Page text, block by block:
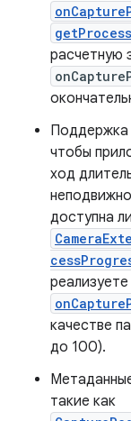
расчетную
Поддержка
чтобы
ход
доступна
качестве
до 100).
такие как